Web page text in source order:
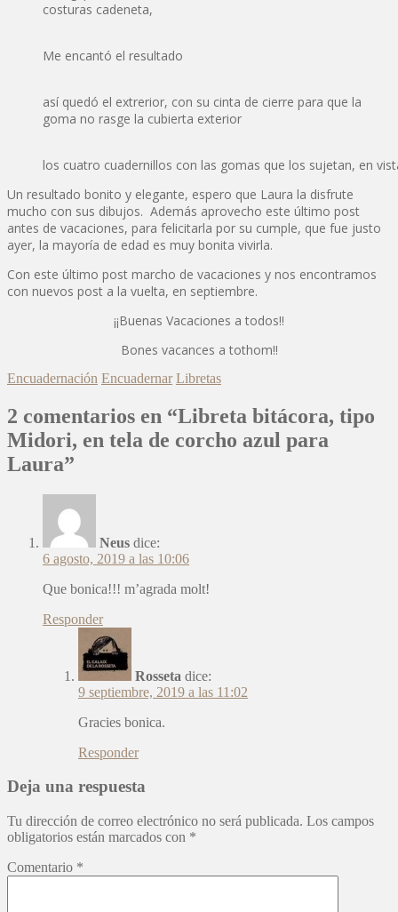
costuras cadeneta,
Me encantó el resultado
así quedó el extrerior, con su cinta de cierre para que la
goma no rasge la cubierta exterior
los cuatro cuadernillos con las gomas que los sujetan, en
Un resultado bonito y elegante, espero que Laura la disfrute
mucho con sus dibujos. Además aprovecho este último post
antes de vacaciones, para felicitarla por su cumple, que fue justo
ayer, la mayoría de edad es muy bonita vivirla.
Con este último post marcho de vacaciones y nos encontramos
con nuevos post a la vuelta, en septiembre.
¡¡Buenas Vacaciones a todos!!
Bones vacances a tothom!!
Encuadernación Encuadernar Libretas
2 comentarios en “Libreta bitácora, tipo
Midori, en tela de corcho azul para
Laura”
Neus dice:
6 agosto, 2019 a las 10:06
Que bonica!!! m’agrada molt!
Responder
Rosseta dice:
9 septiembre, 2019 a las 11:02
Gracies bonica.
Responder
Deja una respuesta
Tu dirección de correo electrónico no será publicada. Los campos
obligatorios están marcados con *
Comentario *